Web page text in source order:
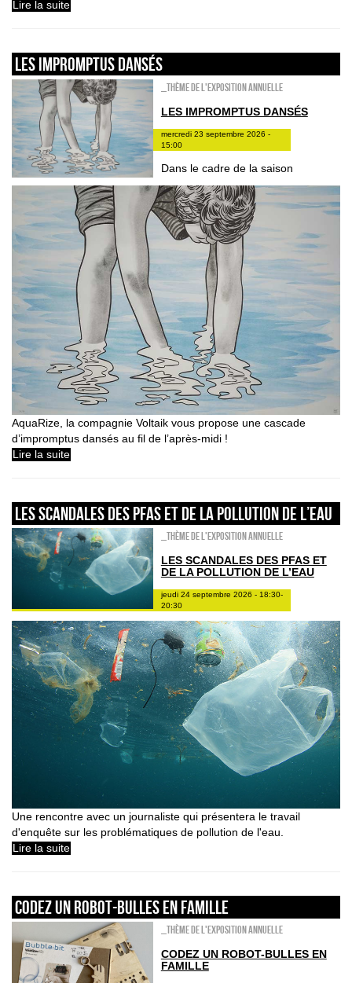
Lire la suite
Les impromptus dansés
_Thème de l'exposition annuelle
LES IMPROMPTUS DANSÉS
mercredi 23 septembre 2026 -
15:00
Dans le cadre de la saison
AquaRize, la compagnie Voltaik vous propose une cascade
d’impromptus dansés au fil de l’après-midi !
Lire la suite
Les scandales des PFAS et de la pollution de l’eau
_Thème de l'exposition annuelle
LES SCANDALES DES PFAS ET
DE LA POLLUTION DE L’EAU
jeudi 24 septembre 2026 - 18:30-
20:30
Une rencontre avec un journaliste qui présentera le travail
d'enquête sur les problématiques de pollution de l'eau.
Lire la suite
Codez un robot-bulles en famille
_Thème de l'exposition annuelle
CODEZ UN ROBOT-BULLES EN
FAMILLE